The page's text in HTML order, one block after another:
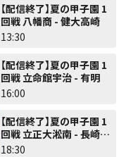
【配信終了】夏の甲子園 1
回戦 八幡商 - 健大高崎
13:30
【配信終了】夏の甲子園 1
回戦 立命館宇治 - 有明
16:00
【配信終了】夏の甲子園 1
回戦 立正大淞南 - 長崎日
大
18:30